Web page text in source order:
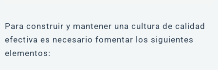
Para construir y mantener una cultura de calidad
efectiva es necesario fomentar los siguientes
elementos: